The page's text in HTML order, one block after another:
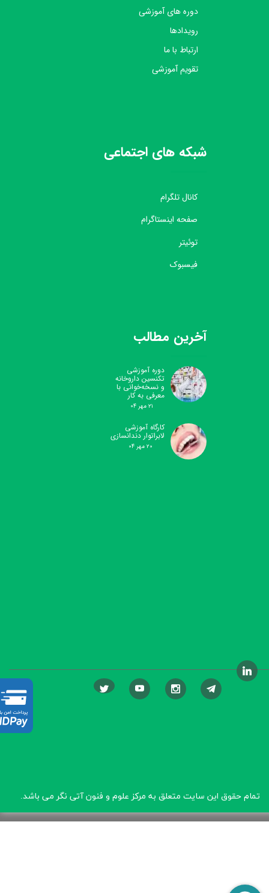
دوره های آموزشی
رویدادها
ارتباط با ما
تقویم آموزشی
آخرین مطالب
دوره آموزشی
تکنسین داروخانه
و نسخه‌خوانی با
معرفی به کار
۲۱ مهر ۰۴
کارگاه آموزشی
لابراتوار دندانسازی
۲۰ مهر ۰۴
شبکه های اجتماعی
کانال تلگرام
صفحه اینستاگرام
توئیتر
فیسبوک
تمام حقوق این سایت متعلق به مرکز علوم و فنون آتی نگر می باشد.